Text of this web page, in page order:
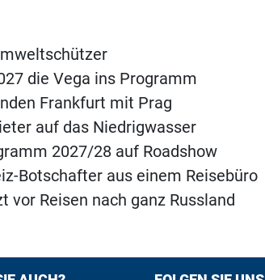
die Vega ins Programm
Frankfurt mit Prag
auf das Niedrigwasser
2027/28 auf Roadshow
Botschafter aus einem Reisebüro
Reisen nach ganz Russland